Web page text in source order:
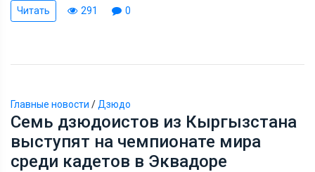
Читать 291 0
Главные новости / Дзюдо
Семь дзюдоистов из Кыргызстана
выступят на чемпионате мира
среди кадетов в Эквадоре